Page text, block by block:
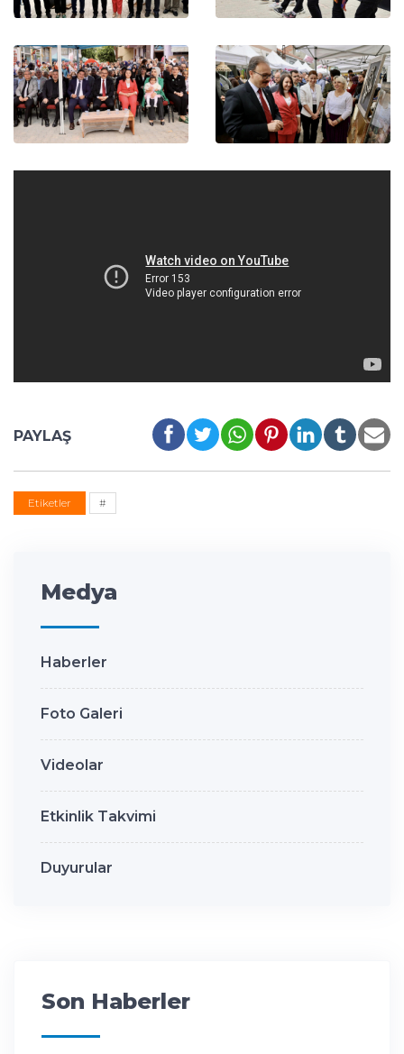
PAYLAŞ
Etiketler #
Medya
Haberler
Foto Galeri
Videolar
Etkinlik Takvimi
Duyurular
Son Haberler